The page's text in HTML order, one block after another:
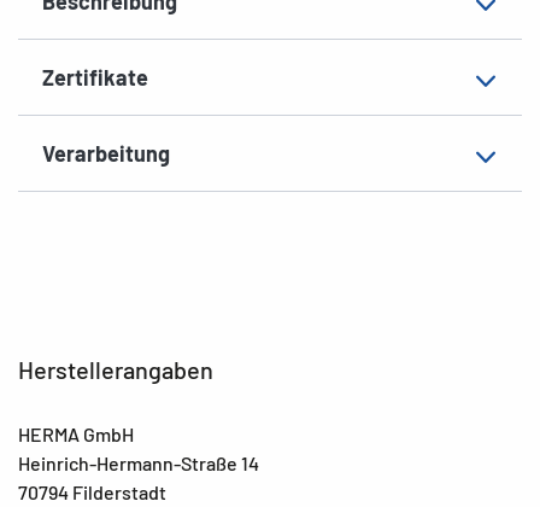
Zertifikate
Verarbeitung
Herstellerangaben
HERMA GmbH
Heinrich-Hermann-Straße 14
70794 Filderstadt